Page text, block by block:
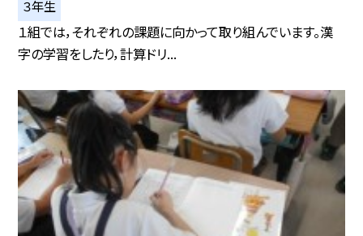
３年生
１組では，それぞれの課題に向かって取り組んでいます。漢
字の学習をしたり，計算ドリ...